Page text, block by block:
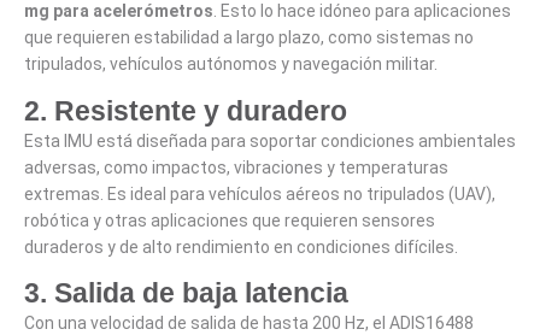
mg para acelerómetros. Esto lo hace idóneo para aplicaciones
que requieren estabilidad a largo plazo, como sistemas no
tripulados, vehículos autónomos y navegación militar.
2. Resistente y duradero
Esta IMU está diseñada para soportar condiciones ambientales
adversas, como impactos, vibraciones y temperaturas
extremas. Es ideal para vehículos aéreos no tripulados (UAV),
robótica y otras aplicaciones que requieren sensores
duraderos y de alto rendimiento en condiciones difíciles.
3. Salida de baja latencia
Con una velocidad de salida de hasta 200 Hz, el ADIS16488